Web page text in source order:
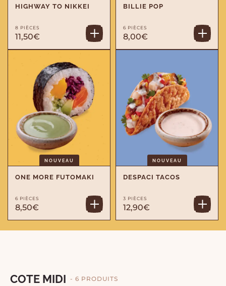
HIGHWAY TO NIKKEI
8 PIÈCES
11,50€
BILLIE POP
6 PIÈCES
8,00€
NOUVEAU
ONE MORE FUTOMAKI
6 PIÈCES
8,50€
NOUVEAU
DESPACI TACOS
3 PIÈCES
12,90€
COTE MIDI - 6 PRODUITS